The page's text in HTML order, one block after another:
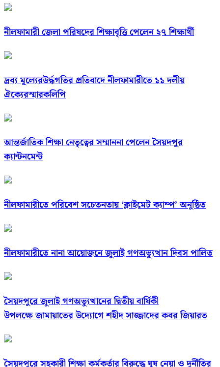
নীলফামারী জেলা পরিষদের শিক্ষাবৃত্তি পেলেন ২৭ শিক্ষার্থী
দ্রব্য মূল্যেরউর্দ্ধগতির প্রতিবাদে নীলফামারীতে ১১ দলীয়
ঐক্যেরস্মারকলিপি
আন্তর্জাতিক শিক্ষা নেতৃত্বের সম্মাননা পেলেন সৈয়দপুর
ক্যান্টনমেন্ট
নীলফামারীতে পরিবেশ সচেতনতায় ‘ক্লাইমেট ক্যাম্প’ অনুষ্ঠিত
নীলফামারীতে নানা আয়োজনে জুলাই গণঅভ্যুত্থান দিবস পালিত
সৈয়দপুরে জুলাই গণঅভ্যুত্থানের দ্বিতীয় বার্ষিকী
উপলক্ষে জামায়াতের উদ্যোগে শহীদ সাজ্জাদের কবর জিয়ারত
সৈয়দপুরে সহকারী শিক্ষা কর্মকর্তার বিরুদ্ধে ঘুষ নেয়া ও দূর্নীতির